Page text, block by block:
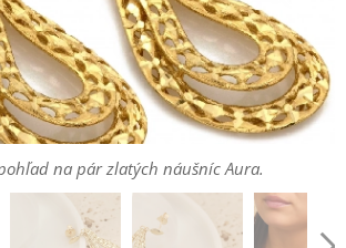
na pár zlatých náušníc Aura.
s jemnou mriežkovanou textúrou.
dizajn visiacich zlatých náušníc zo žltého
zlata.
Aura na uchu modelky v kombinácii s
ladiacim príveskom.